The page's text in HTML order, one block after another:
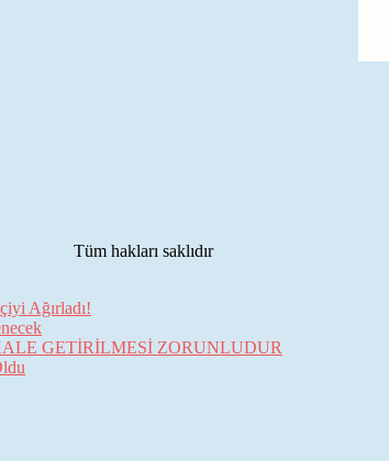
Tüm hakları saklıdır
Ağırladı!
GETİRİLMESİ ZORUNLUDUR